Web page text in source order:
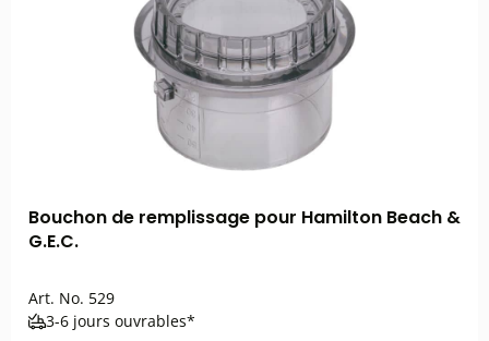
Bouchon de remplissage pour Hamilton Beach &
G.E.C.
Art. No. 529
3-6 jours ouvrables*